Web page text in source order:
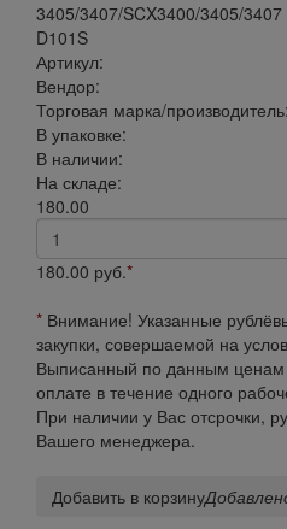
3405/3407/SCX3400/3405/
D101S
Артикул:
Вендор:
Торговая марка/производитель:
В упаковке:
В наличии:
На складе:
180.00
180.00 руб.*
* Внимание! Указанные
закупки, совершаемой на
Выписанный по данным ценам
оплате в течение одного
При наличии у Вас отсрочки,
Вашего менеджера.
Добавить в корзину